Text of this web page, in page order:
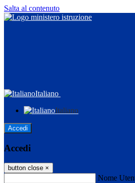
Salta al contenuto
Italiano
Italiano
Accedi
Accedi
button close ×
Nome